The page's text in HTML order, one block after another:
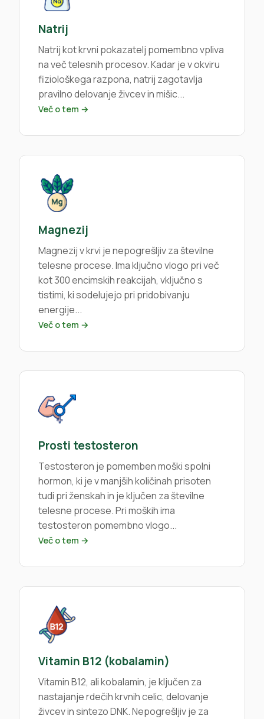
Natrij
Natrij kot krvni pokazatelj pomembno vpliva
na več telesnih procesov. Kadar je v okviru
fiziološkega razpona, natrij zagotavlja
pravilno delovanje živcev in mišic...
Več o tem →
Magnezij
Magnezij v krvi je nepogrešljiv za številne
telesne procese. Ima ključno vlogo pri več
kot 300 encimskih reakcijah, vključno s
tistimi, ki sodelujejo pri pridobivanju
energije...
Več o tem →
Prosti testosteron
Testosteron je pomemben moški spolni
hormon, ki je v manjših količinah prisoten
tudi pri ženskah in je ključen za številne
telesne procese. Pri moških ima
testosteron pomembno vlogo...
Več o tem →
Vitamin B12 (kobalamin)
Vitamin B12, ali kobalamin, je ključen za
nastajanje rdečih krvnih celic, delovanje
živcev in sintezo DNK. Nepogrešljiv je za